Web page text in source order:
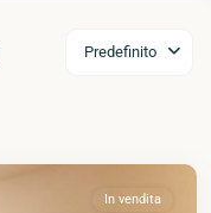
Predefinito
In vendita